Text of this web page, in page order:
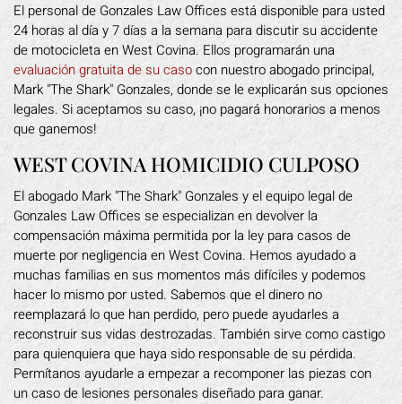
El personal de Gonzales Law Offices está disponible para usted
24 horas al día y 7 días a la semana para discutir su accidente
de motocicleta en West Covina. Ellos programarán una
evaluación gratuita de su casocon nuestro abogado principal,
Mark "The Shark" Gonzales, donde se le explicarán sus opciones
legales. Si aceptamos su caso, ¡no pagará honorarios a menos
que ganemos!
WEST COVINA HOMICIDIO CULPOSO
El abogado Mark "The Shark" Gonzales y el equipo legal de
Gonzales Law Offices se especializan en devolver la
compensación máxima permitida por la ley para casos de
muerte por negligencia en West Covina. Hemos ayudado a
muchas familias en sus momentos más difíciles y podemos
hacer lo mismo por usted. Sabemos que el dinero no
reemplazará lo que han perdido, pero puede ayudarles a
reconstruir sus vidas destrozadas. También sirve como castigo
para quienquiera que haya sido responsable de su pérdida.
Permítanos ayudarle a empezar a recomponer las piezas con
un caso de lesiones personales diseñado para ganar.